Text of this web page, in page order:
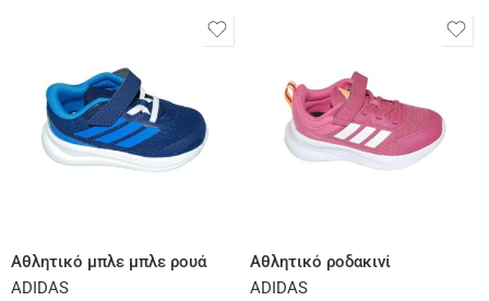
Αθλητικό μπλε μπλε ρουά
ADIDAS
Αθλητικό ροδακινί
ADIDAS